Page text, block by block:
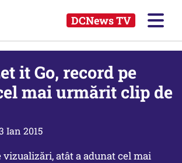
DCNews TV
it Go, record pe
mai urmărit clip de
Ian 2015
vizualizări, atât a adunat cel mai